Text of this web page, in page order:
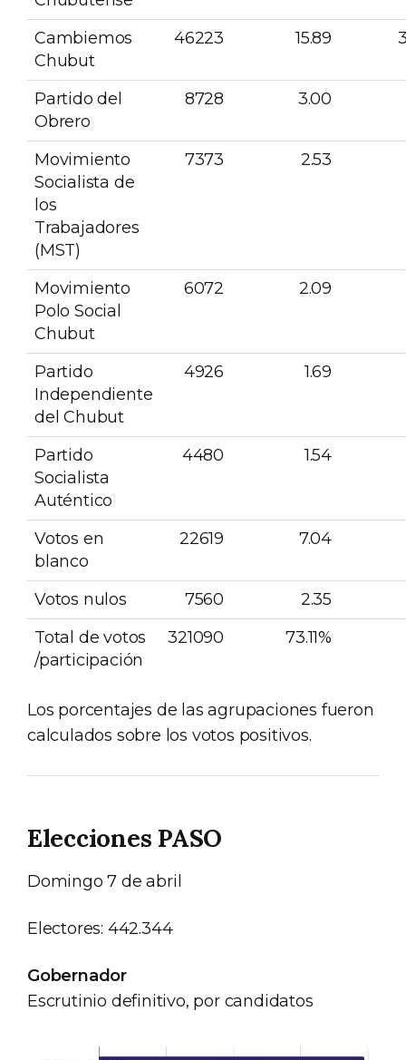
Cambiemos
Chubut
46223 15.89
Partido del
Obrero
8728 3.00
Movimiento
Socialista de
los
Trabajadores
(MST)
7373 2.53
Movimiento
Polo Social
Chubut
6072 2.09
Partido
Independiente
del Chubut
4926 1.69
Partido
Socialista
Auténtico
4480 1.54
Votos en
blanco
22619 7.04
Votos nulos 7560
2.35
Total de votos
/participación
321090 73.11%
Los porcentajes de las agrupaciones fueron
calculados sobre los votos positivos.
Elecciones PASO
Domingo 7 de abril
Electores: 442.344
Gobernador
Escrutinio definitivo, por candidatos